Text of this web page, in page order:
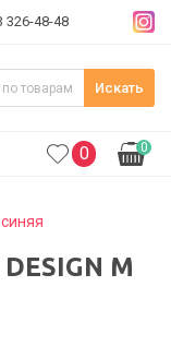
326-48-48
Искать
0 0
M